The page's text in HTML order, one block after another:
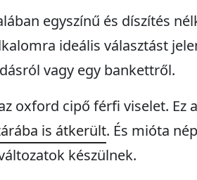
egyszínű és díszítés
ideális választást
vagy egy bankettről.
oxford cipő férfi viselet. Ez
is átkerült. És mióta
készülnek.